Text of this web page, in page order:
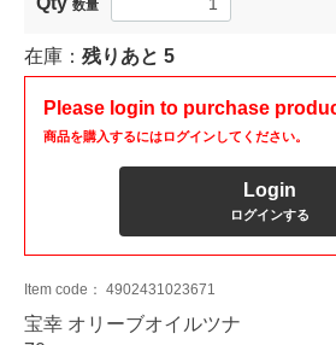
数量
在庫： 残りあと 5
Please login to purchase
商品を購入するにはログインしてください。
Login
ログインする
Item code： 4902431023671
宝幸 オリーブオイルツナ